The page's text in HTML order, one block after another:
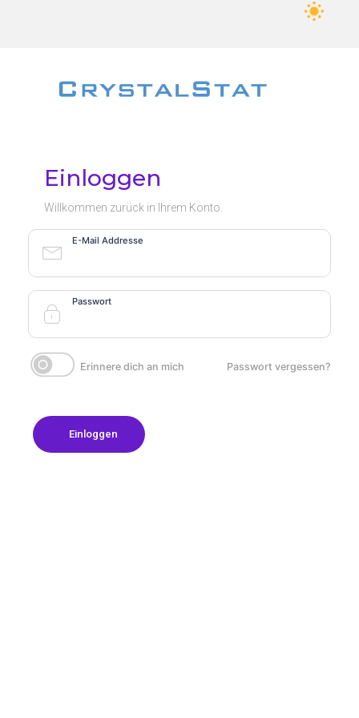
Einloggen
Willkommen zurück in Ihrem Konto.
E-Mail Addresse
Passwort
Erinnere dich an mich Passwort vergessen?
Einloggen